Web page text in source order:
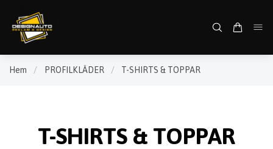
Hem / PROFILKLÄDER / T-SHIRTS & TOPPAR
T-SHIRTS & TOPPAR